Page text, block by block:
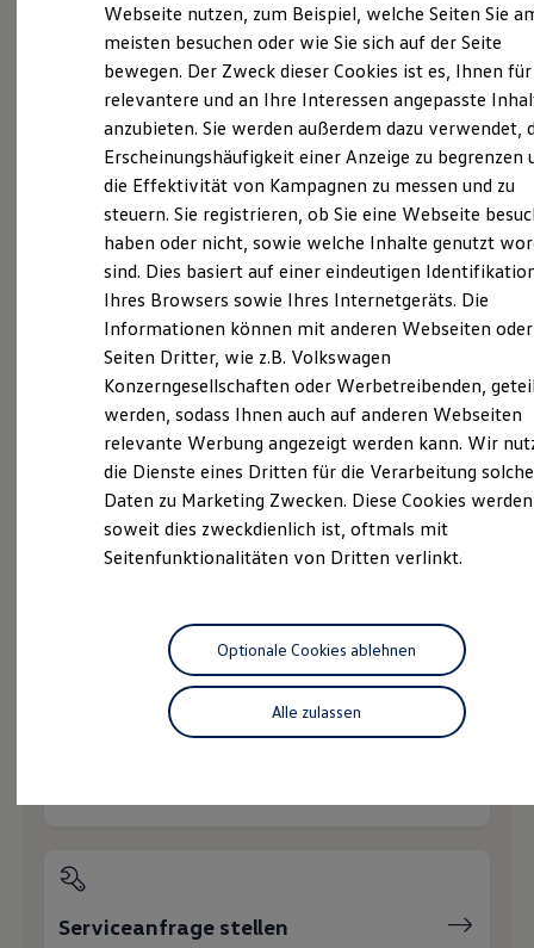
Laden
Laden unterwegs
Laden Zuhause
Ladestationen finden
Ladezeitensimulator
Batterie
Sicherheit
Garantie und Lebensdauer
Nachhaltigkeit
Technologie
Kosten und Kauf
Verbrauchskosten
Kaufoptionen
E-Auto-Förderung
Software und Konnektivität
ID. Software Versionen und Updates
Digitale Extras
Schnittstellen zu Ihrem ID.
Hybridautos
Marke und Erlebnis
Volkswagen R und R Experience
R-Modelle
Driving Experience
Volkswagen entdecken
Lifestyle Shop
T-Roc Kollektion
Golf Kollektion
ID. Kollektion
Volkswagen Kollektion
R-Kollektion
Inspektion und HU/AU
Willkommen im Autohaus
Brümmer & Henkelmann
GmbH
Erfahren Sie hier, wer wir sind, wie Sie uns erreichen
können und welche Leistungen wir Ihnen bieten. Wir
freuen uns auf Sie.
Das sind unsere Leistungen
Gebrauchtwagen
Service
Volkswagen Economy
Service
Wie können wir
Ihnen weiterhelfen?
Serviceanfrage stellen
Webseite nutzen, zum Beispiel, welche Seiten Sie
meisten besuchen oder wie Sie sich auf der Seite
bewegen. Der Zweck dieser Cookies ist es, Ihnen für
relevantere und an Ihre Interessen angepasste
anzubieten. Sie werden außerdem dazu verwendet,
Erscheinungshäufigkeit einer Anzeige zu begrenzen
die Effektivität von Kampagnen zu messen und zu
steuern. Sie registrieren, ob Sie eine Webseite
haben oder nicht, sowie welche Inhalte genutzt
sind. Dies basiert auf einer eindeutigen
Ihres Browsers sowie Ihres Internetgeräts. Die
Informationen können mit anderen Webseiten oder
Seiten Dritter, wie z.B. Volkswagen
Konzerngesellschaften oder Werbetreibenden,
werden, sodass Ihnen auch auf anderen Webseiten
relevante Werbung angezeigt werden kann. Wir
die Dienste eines Dritten für die Verarbeitung
Daten zu Marketing Zwecken. Diese Cookies
soweit dies zweckdienlich ist, oftmals mit
Seitenfunktionalitäten von Dritten verlinkt.
Alle zulassen
Optionale Cookies ablehnen